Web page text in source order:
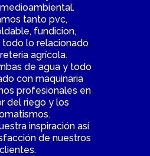
tanto pvc,
fundicion,
todo lo relacionado
agrícola.
de agua y todo
con maquinaria
profesionales en
del riego y los
inspiración así
de nuestros
clientes.